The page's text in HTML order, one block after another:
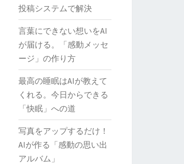
投稿システムで解決
言葉にできない想いをAI
が届ける。「感動メッセ
ージ」の作り方
最高の睡眠はAIが教えて
くれる。今日からできる
「快眠」への道
写真をアップするだけ！
AIが作る「感動の思い出
アルバム」